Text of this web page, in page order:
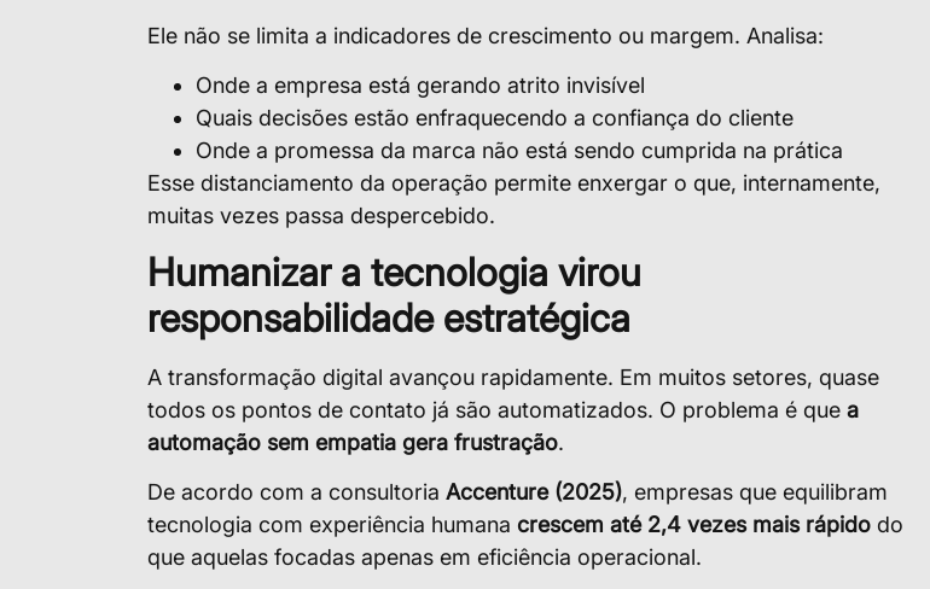
Ele não se limita a indicadores de crescimento ou margem. Analisa:
Onde a empresa está gerando atrito invisível
Quais decisões estão enfraquecendo a confiança do cliente
Onde a promessa da marca não está sendo cumprida na prática
Esse distanciamento da operação permite enxergar o que, internamente,
muitas vezes passa despercebido.
Humanizar a tecnologia virou
responsabilidade estratégica
A transformação digital avançou rapidamente. Em muitos setores, quase
todos os pontos de contato já são automatizados. O problema é que a
automação sem empatia gera frustração.
De acordo com a consultoria Accenture (2025), empresas que equilibram
tecnologia com experiência humana crescem até 2,4 vezes mais rápido do
que aquelas focadas apenas em eficiência operacional.